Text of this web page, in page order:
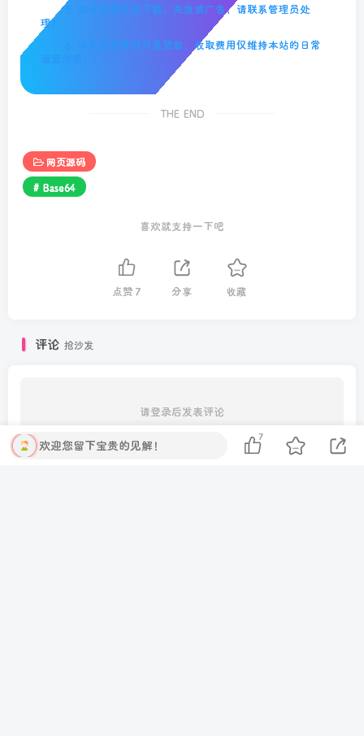
5. 如有链接无法下载、失效或广告，请联系管理员处
理！
6. 本站资源售价只是赞助，收取费用仅维持本站的日常
THE END
网页源码
# Base64
喜欢就支持一下吧
点赞 7 分享 收藏
评论 抢沙发
请登录后发表评论
登录 注册
欢迎您留下宝贵的见解！
7